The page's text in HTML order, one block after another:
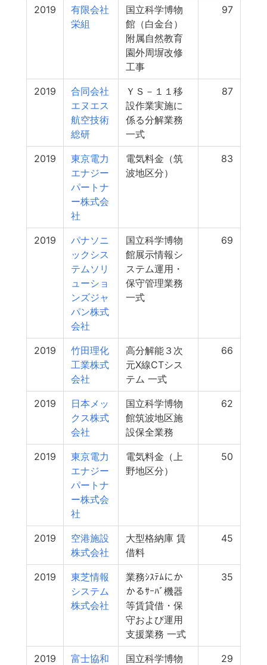
2019
有限会社
栄組
国立科学博物
館（白金台）
附属自然教育
園外周塀改修
工事
97
2019
合同会社
エヌエス
航空技術
総研
ＹＳ－１１移
設作業実施に
係る分解業務
一式
87
2019
東京電力
エナジー
パートナ
ー株式会
社
電気料金（筑
波地区分）
83
2019
パナソニ
ックシス
テムソリ
ューショ
ンズジャ
パン株式
会社
国立科学博物
館展示情報シ
ステム運用・
保守管理業務
一式
69
2019
竹田理化
工業株式
会社
高分解能３次
元X線CTシス
テム 一式
66
2019
日本メッ
クス株式
会社
国立科学博物
館筑波地区施
設保全業務
62
2019
東京電力
エナジー
パートナ
ー株式会
社
電気料金（上
野地区分）
50
2019
空港施設
株式会社
大型格納庫 賃
借料
45
2019
東芝情報
システム
株式会社
業務ｼｽﾃﾑにか
かるｻｰﾊﾞ機器
等賃貸借・保
守および運用
支援業務 一式
35
2019
富士協和
国立科学博物
29